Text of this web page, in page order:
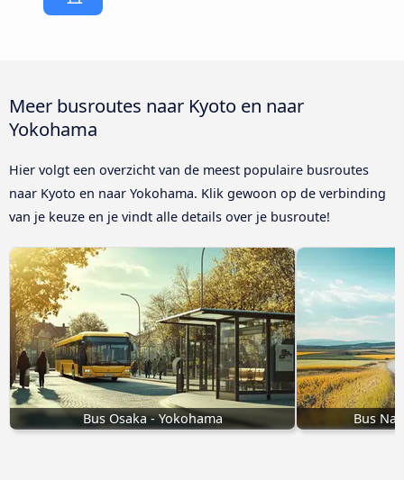
Meer busroutes naar Kyoto en naar
Yokohama
Hier volgt een overzicht van de meest populaire busroutes
naar Kyoto en naar Yokohama. Klik gewoon op de verbinding
van je keuze en je vindt alle details over je busroute!
Bus Osaka - Yokohama Bus